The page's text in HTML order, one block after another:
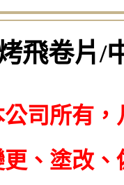
飛卷片/
司所有
、塗改